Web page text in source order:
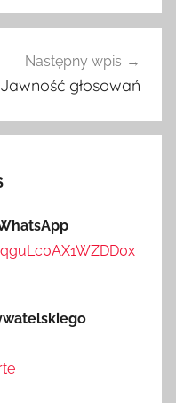
Następny wpis
Jawność głosowań